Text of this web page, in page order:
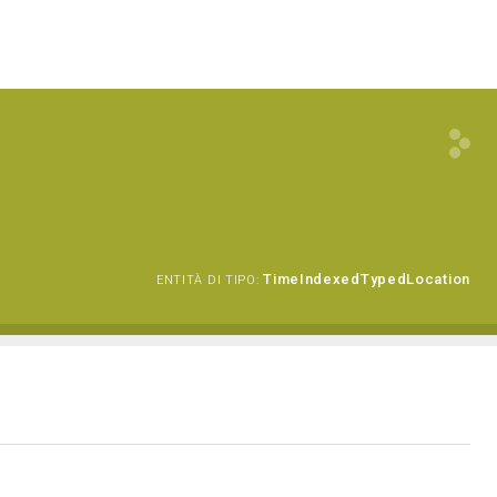
ENTITÀ DI TIPO: TimeIndexedTypedLocation